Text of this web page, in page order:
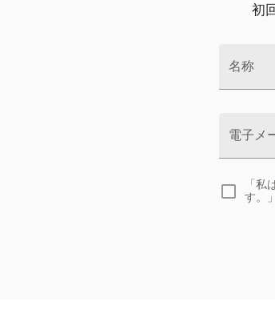
初
名称
電子メ
「私
す。」